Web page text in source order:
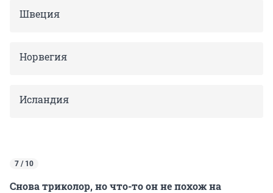
Швеция
Норвегия
Исландия
7 / 10
Снова триколор, но что-то он не похож на